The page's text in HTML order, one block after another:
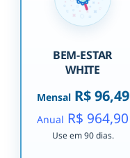
BEM-ESTAR
WHITE
MensalR$ 96,49
Anual R$ 964,90
Use em 90 dias.